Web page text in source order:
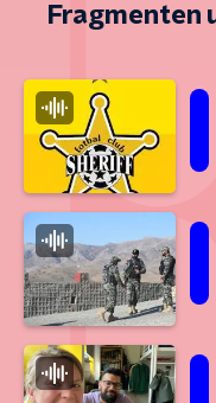
Fragmenten